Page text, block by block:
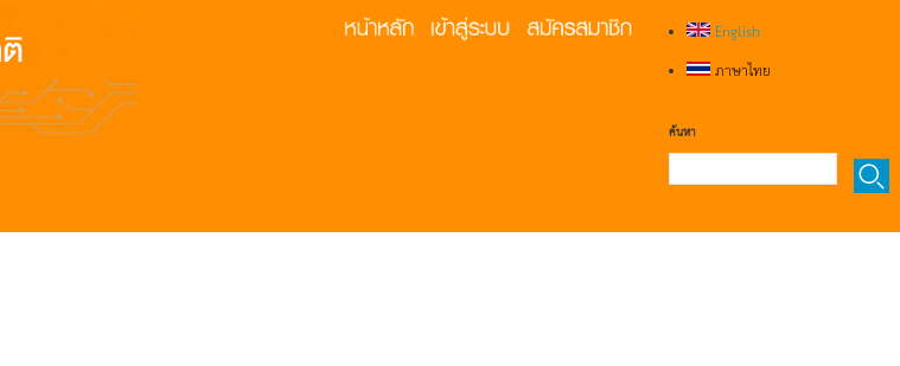
English
ภาษาไทย
ค้นหา